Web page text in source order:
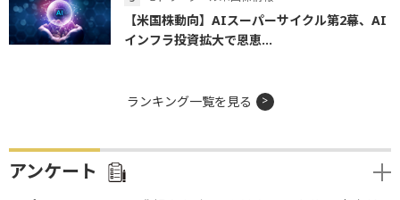
【米国株動向】AIスーパーサイクル第2幕、AI
インフラ投資拡大で恩恵...
ランキング一覧を見る
アンケート